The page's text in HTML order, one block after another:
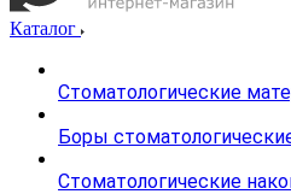
Каталог
Стоматологические
Боры
Стоматологические